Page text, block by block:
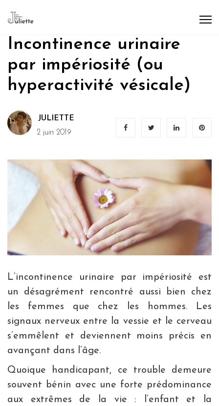
Incontinence urinaire
par impériosité (ou
hyperactivité vésicale)
JULIETTE
2 juin 2019
L’incontinence urinaire par impériosité est
un désagrément rencontré aussi bien chez
les femmes que chez les hommes. Les
signaux nerveux entre la vessie et le cerveau
s’emmêlent et deviennent moins précis en
avançant dans l’âge.
Quoique handicapant, ce trouble demeure
souvent bénin avec une forte prédominance
aux extrêmes de la vie : l’enfant et la